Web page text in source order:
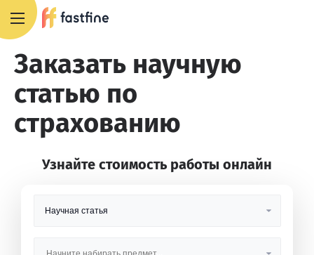
Заказать научную
статью по
страхованию
Узнайте стоимость работы онлайн